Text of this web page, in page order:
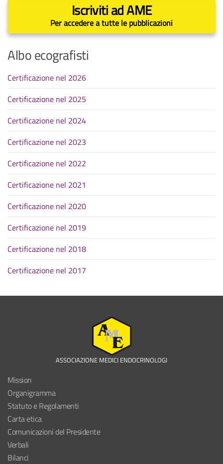
Iscriviti ad AME
Per accedere a tutte le pubblicazioni
Albo ecografisti
Certificazione nel 2026
Certificazione nel 2025
Certificazione nel 2024
Certificazione nel 2023
Certificazione nel 2022
Certificazione nel 2021
Certificazione nel 2020
Certificazione nel 2019
Certificazione nel 2018
Certificazione nel 2017
ASSOCIAZIONE MEDICI ENDOCRINOLOGI
Mission
Organigramma
Statuto e Regolamenti
Carta etica
Comunicazioni del Presidente
Verbali
Bilanci